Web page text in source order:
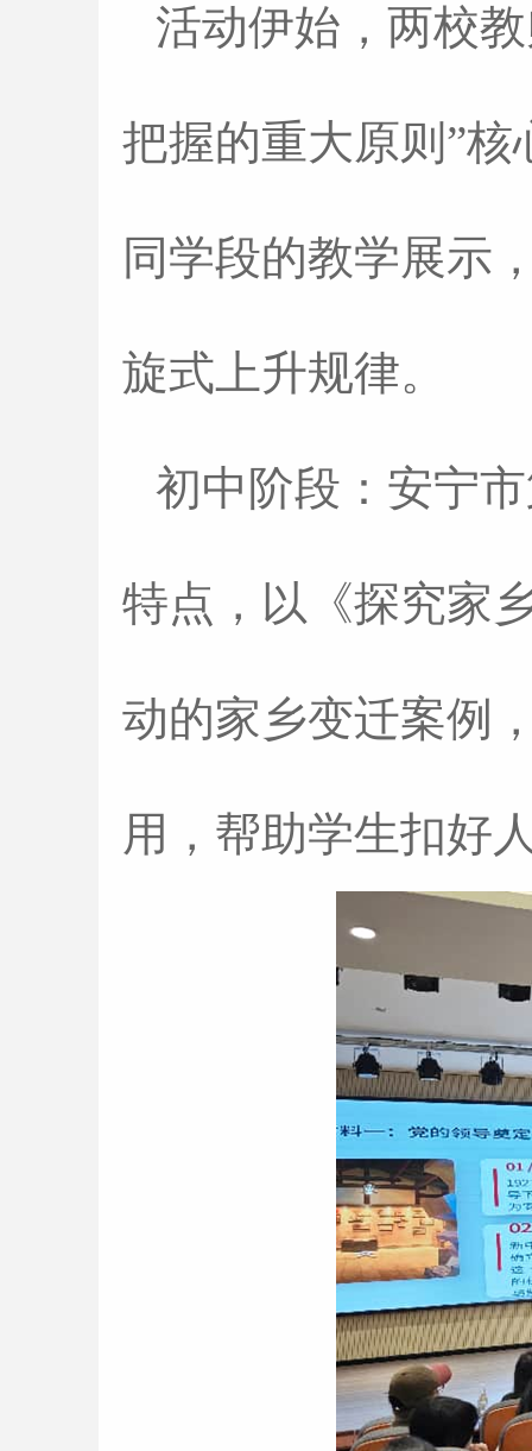
活动伊始，两校
把握的重大原则”
同学段的教学展示
旋式上升规律。
初中阶段：安宁
特点，以《探究家
动的家乡变迁案例
用，帮助学生扣好